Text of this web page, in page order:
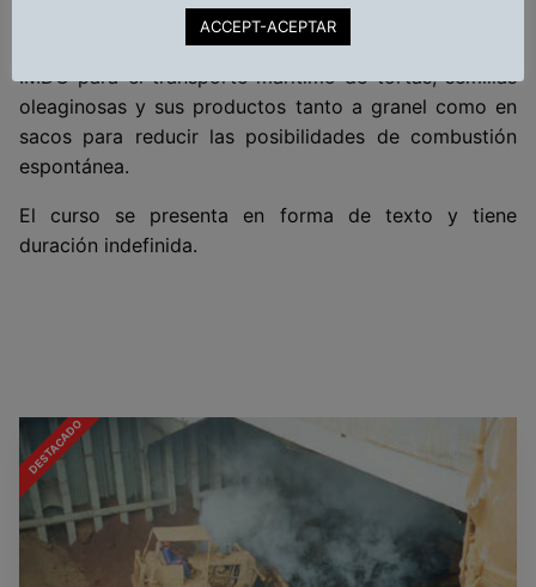
las medidas para prevenirla. De igual forma, se
presenta la normativa resumida del códice IMSBC e
IMDG para el transporte marítimo de tortas, semillas
oleaginosas y sus productos tanto a granel como en
sacos para reducir las posibilidades de combustión
espontánea.
El curso se presenta en forma de texto y tiene
duración indefinida.
ACCEPT-ACEPTAR